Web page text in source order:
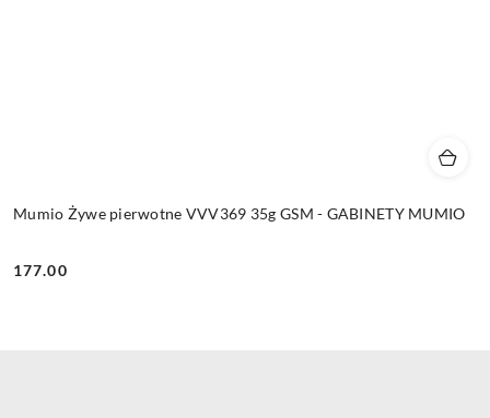
Mumio Żywe pierwotne VVV369 35g GSM - GABINETY MUMIO
Cena:
177.00